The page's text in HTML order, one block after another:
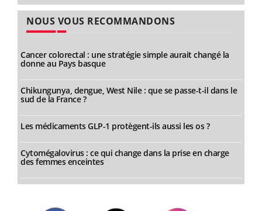
NOUS VOUS RECOMMANDONS
Cancer colorectal : une stratégie simple aurait changé la
donne au Pays basque
Chikungunya, dengue, West Nile : que se passe-t-il dans le
sud de la France ?
Les médicaments GLP-1 protègent-ils aussi les os ?
Cytomégalovirus : ce qui change dans la prise en charge
des femmes enceintes